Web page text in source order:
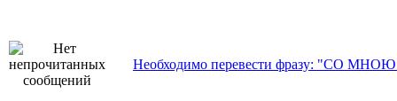
Необходимо перевести фразу: "СО